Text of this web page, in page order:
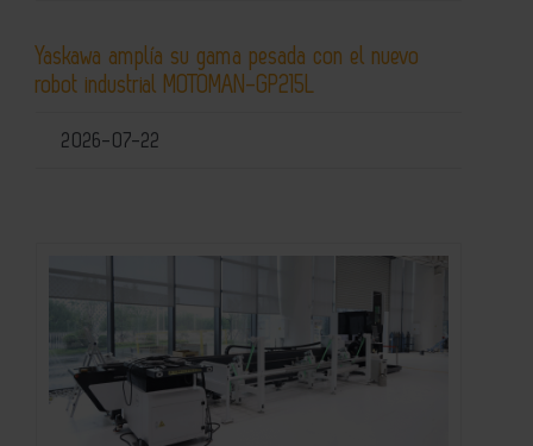
Yaskawa amplía su gama pesada con el nuevo
robot industrial MOTOMAN-GP215L
2026-07-22